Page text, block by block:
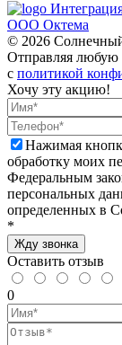
ООО Октема
© 2026
Отправляя любую
с политикой
Хочу эту акцию!
Нажимая
обработку моих
Федеральным
персональных
определенных в
*
Жду звонка
Оставить отзыв
0